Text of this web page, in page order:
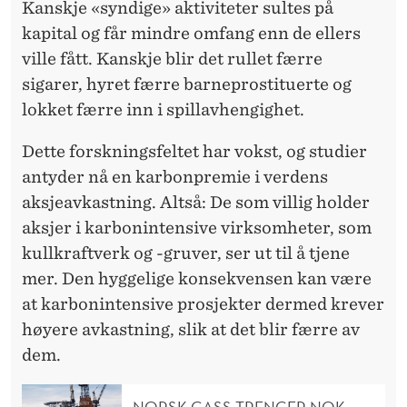
Kanskje «syndige» aktiviteter sultes på
kapital og får mindre omfang enn de ellers
ville fått. Kanskje blir det rullet færre
sigarer, hyret færre barneprostituerte og
lokket færre inn i spillavhengighet.
Dette forskningsfeltet har vokst, og studier
antyder nå en karbonpremie i verdens
aksjeavkastning. Altså: De som villig holder
aksjer i karbonintensive virksomheter, som
kullkraftverk og -gruver, ser ut til å tjene
mer. Den hyggelige konsekvensen kan være
at karbonintensive prosjekter dermed krever
høyere avkastning, slik at det blir færre av
dem.